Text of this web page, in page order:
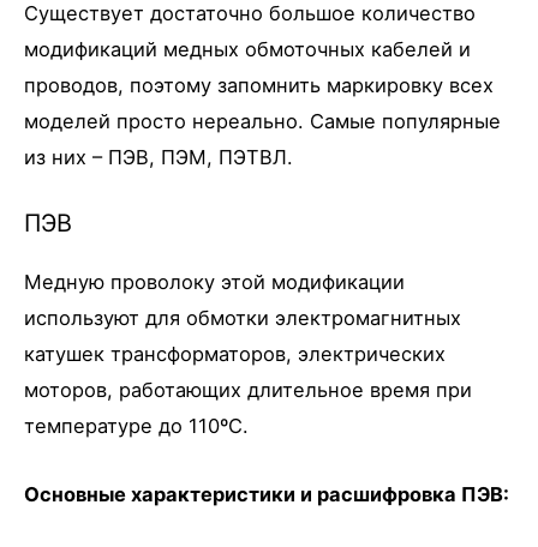
Существует достаточно большое количество
модификаций медных обмоточных кабелей и
проводов, поэтому запомнить маркировку всех
моделей просто нереально. Самые популярные
из них – ПЭВ, ПЭМ, ПЭТВЛ.
ПЭВ
Медную проволоку этой модификации
используют для обмотки электромагнитных
катушек трансформаторов, электрических
моторов, работающих длительное время при
температуре до 110ºС.
Основные характеристики и расшифровка ПЭВ: